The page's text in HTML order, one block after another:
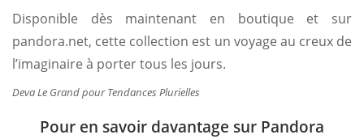
Disponible dès maintenant en boutique et sur
pandora.net, cette collection est un voyage au creux de
l’imaginaire à porter tous les jours.
Deva Le Grand pour Tendances Plurielles
Pour en savoir davantage sur Pandora